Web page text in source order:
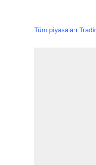
Tüm piyasaları